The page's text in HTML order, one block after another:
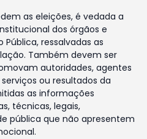
as eleições, é vedada a
dos órgãos e
ressalvadas as
Também devem ser
autoridades, agentes
ou resultados da
as informações
técnicas, legais,
pública que não apresentem